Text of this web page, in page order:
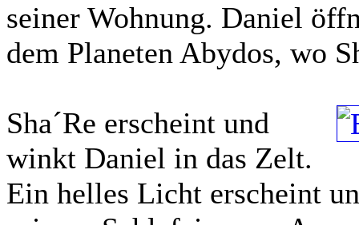
seiner Wohnung. Daniel
dem Planeten Abydos, wo
Sha´Re erscheint und
winkt Daniel in das Zelt.
Ein helles Licht erscheint